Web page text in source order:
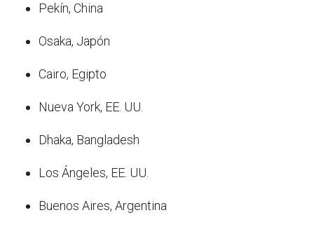
Pekín, China
Osaka, Japón
Cairo, Egipto
Nueva York, EE. UU.
Dhaka, Bangladesh
Los Ángeles, EE. UU.
Buenos Aires, Argentina